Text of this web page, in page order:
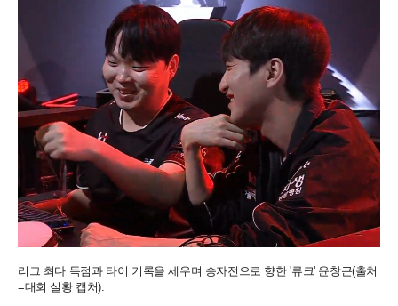
리그 최다 득점과 타이 기록을 세우며 승자전으로 향한 '류크' 윤창근(출처
=대회 실황 캡처).